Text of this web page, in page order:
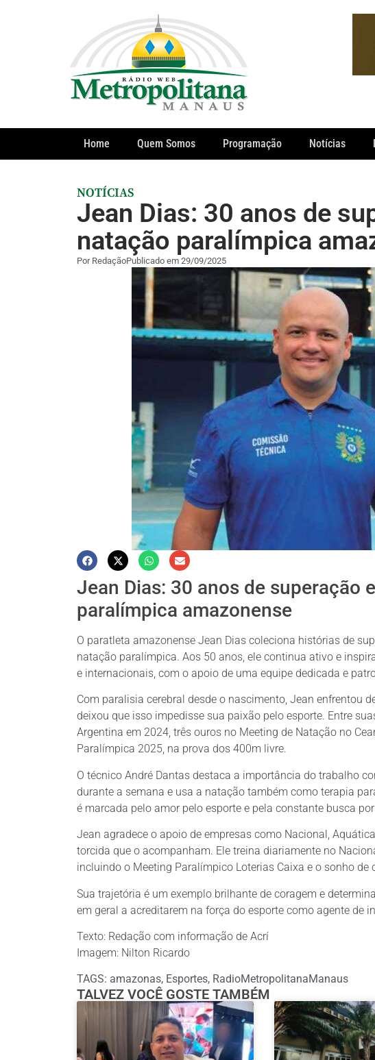
Home Quem Somos Programação Notícias
NOTÍCIAS
Jean Dias: 30 anos de
natação paralímpica
PorRedaçãoPublicado em 29/09/2025
Jean Dias: 30 anos de superação
paralímpica amazonense
O paratleta amazonense Jean Dias coleciona histórias de
natação paralímpica. Aos 50 anos, ele continua ativo e
e internacionais, com o apoio de uma equipe dedicada e
Com paralisia cerebral desde o nascimento, Jean enfrentou
deixou que isso impedisse sua paixão pelo esporte. Entre
Argentina em 2024, três ouros no Meeting de Natação no
Paralímpica 2025, na prova dos 400m livre.
O técnico André Dantas destaca a importância do trabalho
durante a semana e usa a natação também como terapia
é marcada pelo amor pelo esporte e pela constante busca
Jean agradece o apoio de empresas como Nacional,
torcida que o acompanham. Ele treina diariamente no
incluindo o Meeting Paralímpico Loterias Caixa e o sonho de
Sua trajetória é um exemplo brilhante de coragem e
em geral a acreditarem na força do esporte como agente de
Texto: Redação com informação de Acrí
Imagem: Nilton Ricardo
TAGS: amazonas, Esportes, RadioMetropolitanaManaus
TALVEZ VOCÊ GOSTE TAMBÉM